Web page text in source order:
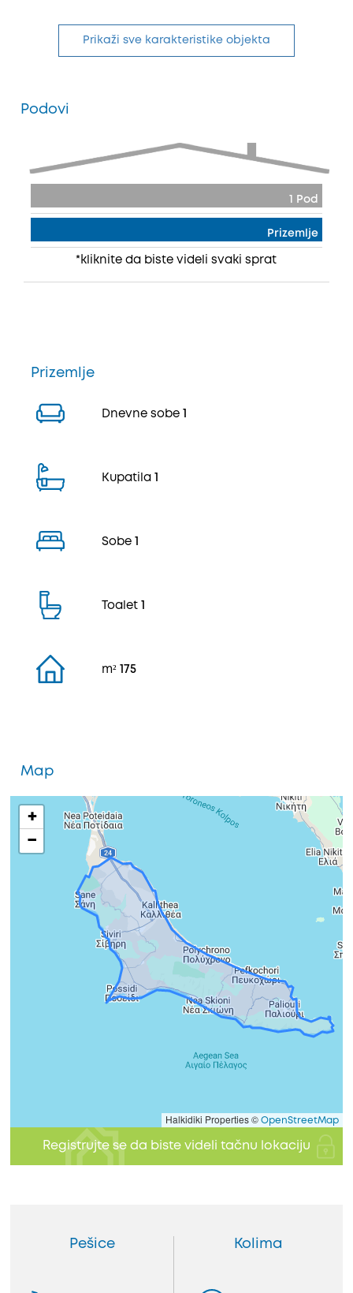
Prikaži sve karakteristike objekta
Podovi
1 Pod
Prizemlje
*kliknite da biste videli svaki sprat
Prizemlje
Dnevne sobe
Kupatila
Sobe
Toalet
m² 175
Map
+
−
Halkidiki Properties © OpenStreetMap
Registrujte se da biste videli tačnu lokaciju
Pešice Kolima